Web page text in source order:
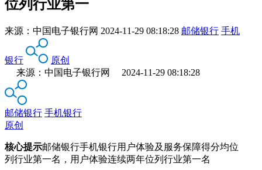
位列行业第一
来源： 中国电子银行网 2024-11-29 08:18:28 邮储银行 手机
银行
原创
来源：中国电子银行网 2024-11-29 08:18:28
邮储银行 手机银行
原创
核心提示邮储银行手机银行用户体验及服务保障得分均位
列行业第一名，用户体验连续两年位列行业第一名